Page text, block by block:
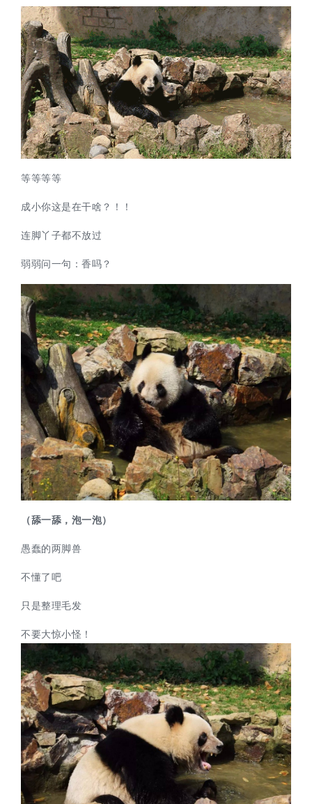
等等等等
成小你这是在干啥？！！
连脚丫子都不放过
弱弱问一句：香吗？
（舔一舔，泡一泡）
愚蠢的两脚兽
不懂了吧
只是整理毛发
不要大惊小怪！